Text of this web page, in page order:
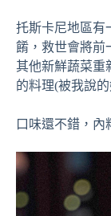
托斯卡尼地區有
餚，救世會將前
其他新鮮蔬菜重
的料理(被我說
口味還不錯，內